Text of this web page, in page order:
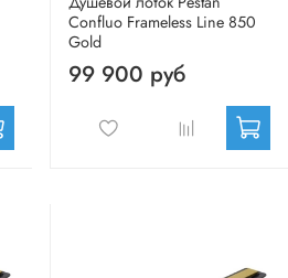
Confluo Frameless Line 850
Gold
99 900 руб